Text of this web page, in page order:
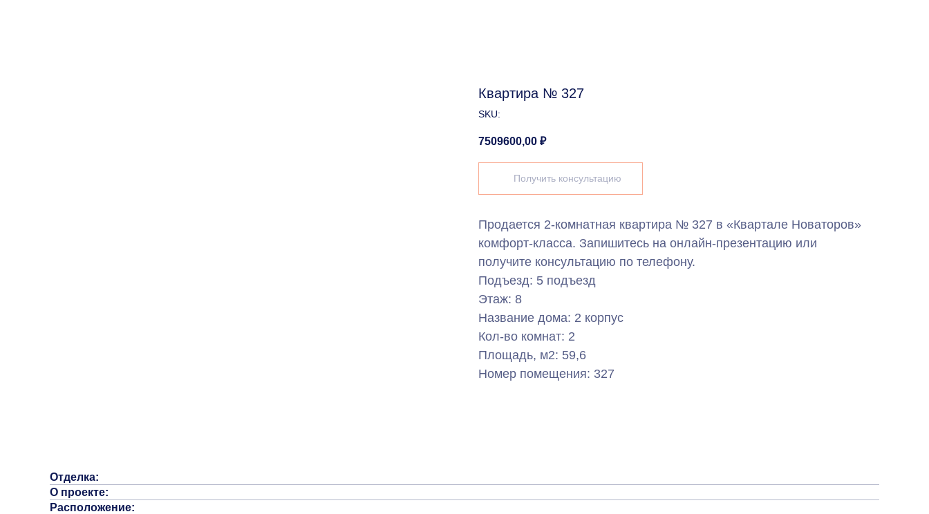
Квартира № 327
SKU:
7509600,00 ₽
Получить консультацию
Продается 2-комнатная квартира № 327 в «Квартале Новаторов»
комфорт-класса. Запишитесь на онлайн-презентацию или
получите консультацию по телефону.
Подъезд: 5 подъезд
Этаж: 8
Название дома: 2 корпус
Кол-во комнат: 2
Площадь, м2: 59,6
Номер помещения: 327
Отделка:
О проекте:
Расположение: